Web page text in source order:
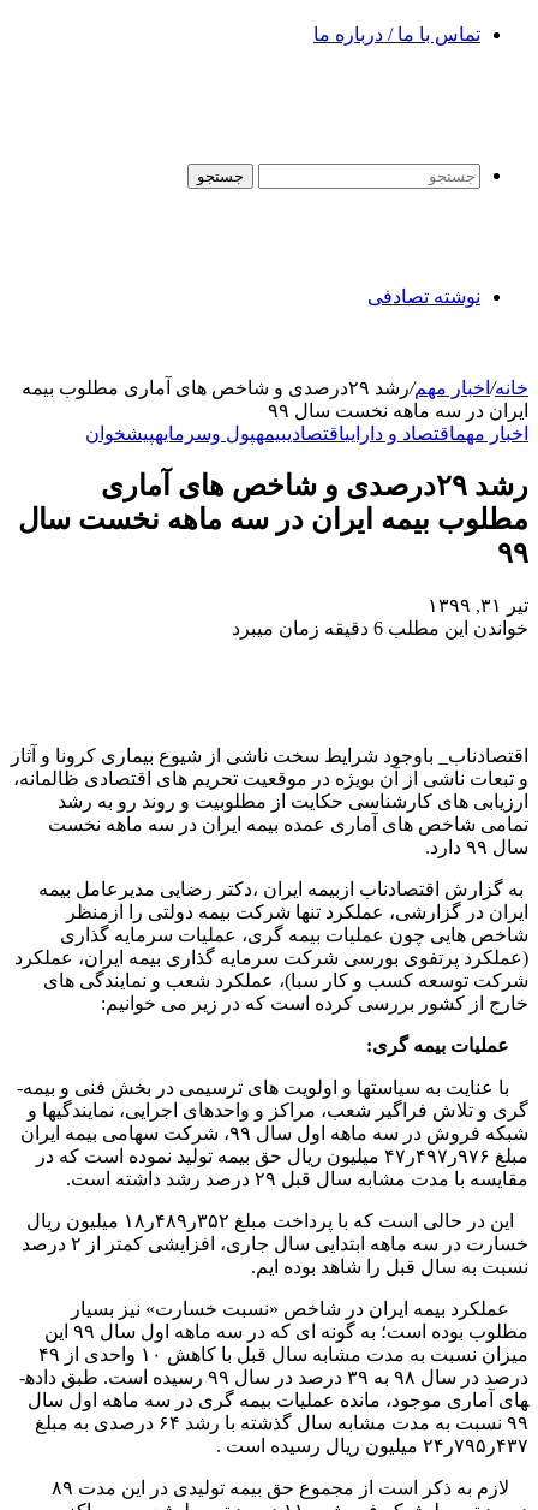
تماس با ما / درباره ما
جستجو
نوشته تصادفی
خانه/ اخبار مهم/
رشد ۲۹درصدی و شاخص های آماری مطلوب بیمه
ایران در سه ماهه نخست سال ۹۹
اخبار مهماقتصاد و داراییاقتصادیبیمهپول وسرمایهپیشخوان
رشد ۲۹درصدی و شاخص های آماری
مطلوب بیمه ایران در سه ماهه نخست سال
۹۹
تیر ۳۱, ۱۳۹۹
خواندن این مطلب 6 دقیقه زمان میبرد
اقتصادناب_ باوجود شرایط سخت ناشی از شیوع بیماری کرونا و آثار
و تبعات ناشی از آن بویژه در موقعیت تحریم ­های اقتصادی ظالمانه،
ارزیابی های کارشناسی حکایت از مطلوبیت و روند رو به رشد
تمامی شاخص های آماری عمده بیمه ایران در سه ماهه نخست
سال ۹۹‏ دارد.
به گزارش اقتصادناب ازبیمه ایران ،دکتر رضایی مدیرعامل بیمه
ایران در گزارشی، عملکرد تنها شرکت بیمه دولتی را ازمنظر
شاخص هایی چون عملیات بیمه گری، عملیات سرمایه گذاری
(عملکرد پرتفوی بورسی شرکت سرمایه گذاری بیمه ایران‏، عملکرد
شرکت توسعه کسب و کار سبا)، عملکرد شعب و نمایندگی های
خارج از کشور بررسی کرده است که در زیر می خوانیم:
عملیات بیمه ­گری:
با عنایت به سیاست­ها و اولویت ­های ترسیمی در بخش فنی و بیمه­
گری و تلاش فراگیر شعب، مراکز و واحدهای اجرایی، نمایندگی­ها و
شبکه فروش در سه ماهه اول سال ۹۹، شرکت سهامی بیمه ایران
مبلغ ۹۷۶ر۴۹۷ر۴۷ میلیون ریال حق بیمه تولید نموده است که در
مقایسه با مدت مشابه سال قبل ۲۹ درصد رشد داشته است.
این در حالی است که با پرداخت مبلغ ۳۵۲ر۴۸۹ر۱۸ میلیون ریال
خسارت در سه ماهه ابتدایی سال جاری، افزایشی کمتر از ۲ درصد
نسبت به سال قبل را شاهد بوده ایم.
عملکرد بیمه ایران در شاخص «نسبت خسارت» نیز بسیار
مطلوب بوده است؛ به گونه ای که در سه ماهه اول سال ۹۹ این
میزان نسبت به مدت مشابه سال قبل با کاهش ۱۰ واحدی از ۴۹
درصد در سال ۹۸ به ۳۹ درصد در سال ۹۹ رسیده است. طبق داده­
های آماری موجود، مانده عملیات بیمه­ گری در سه ماهه اول سال
۹۹ نسبت به مدت مشابه سال گذشته با رشد ۶۴ درصدی به مبلغ
۴۳۷ر۷۹۵ر۲۴ میلیون ریال رسیده است .
لازم به ذکر است از مجموع حق بیمه تولیدی در این مدت ۸۹